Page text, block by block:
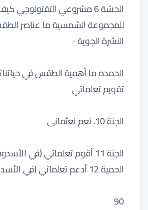
الحشة 6 مشروعي
للمجموعة الشمسية ما عناصر
النشرة الجوية -
الحمده ما أهمية الطقس في
تقويم تعلماتي
الجنة 10. نعم نعثمانی
الجنة 11 أقوم تعلماتي (في
الحمية 12 أدعم تعلماتي (في الأسدوس الثاني)
90